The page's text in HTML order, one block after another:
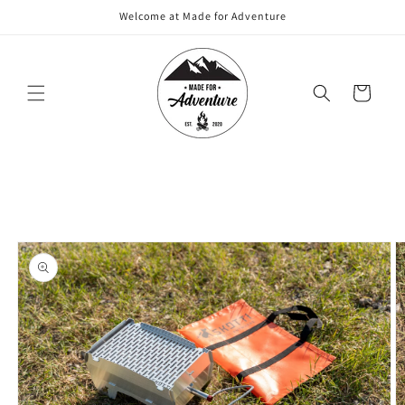
Welcome at Made for Adventure
Winkelwagen